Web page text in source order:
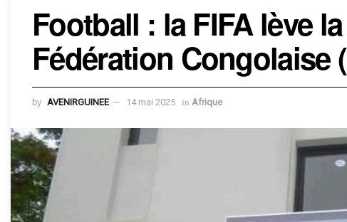
Football : la FIFA lève
Fédération Congolaise
by AVENIRGUINEE 14 mai 2025 in Afrique